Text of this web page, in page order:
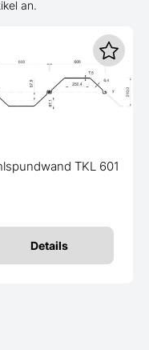
an.
TKL 601
Details